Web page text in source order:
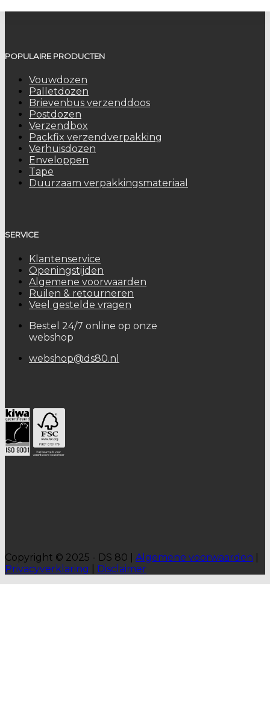
POPULAIRE PRODUCTEN
Vouwdozen
Palletdozen
Brievenbus verzenddoos
Postdozen
Verzendbox
Packfix verzendverpakking
Verhuisdozen
Enveloppen
Tape
Duurzaam verpakkingsmateriaal
SERVICE
Klantenservice
Openingstijden
Algemene voorwaarden
Ruilen & retourneren
Veel gestelde vragen
Bestel 24/7 online op onze
webshop
webshop@ds80.nl
Copyright © 2025 - DS 80 | Algemene voorwaarden
Privacyverklaring
Disclaimer